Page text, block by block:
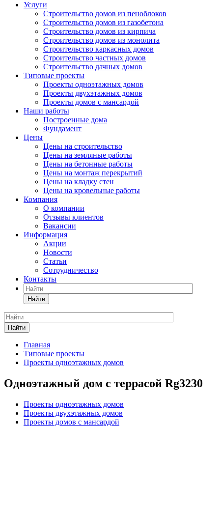
Услуги
Строительство домов из пеноблоков
Строительство домов из газобетона
Строительство домов из кирпича
Строительство домов из монолита
Строительство каркасных домов
Строительство частных домов
Строительство дачных домов
Типовые проекты
Проекты одноэтажных домов
Проекты двухэтажных домов
Проекты домов с мансардой
Наши работы
Построенные дома
Фундамент
Цены
Цены на строительство
Цены на земляные работы
Цены на бетонные работы
Цены на монтаж перекрытий
Цены на кладку стен
Цены на кровельные работы
Компания
О компании
Отзывы клиентов
Вакансии
Информация
Акции
Новости
Статьи
Сотрудничество
Контакты
Найти
Найти
Главная
Типовые проекты
Проекты одноэтажных домов
Одноэтажный дом с террасой Rg3230
Проекты одноэтажных домов
Проекты двухэтажных домов
Проекты домов с мансардой